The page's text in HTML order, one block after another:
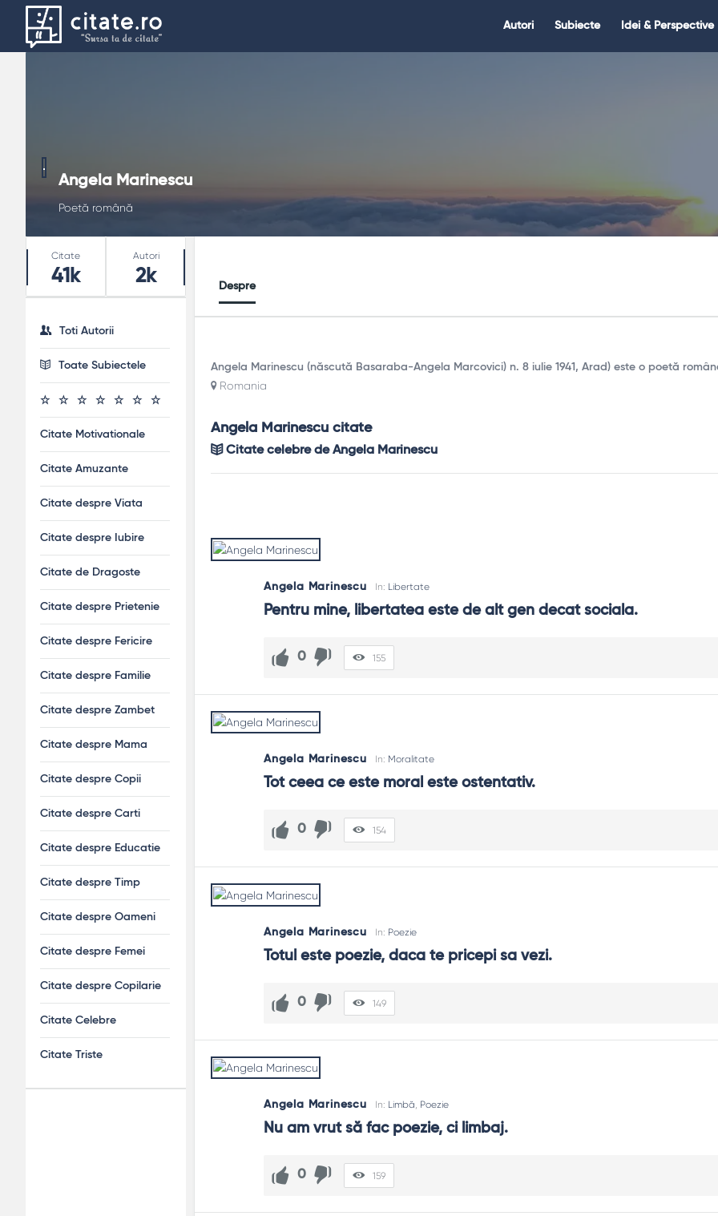
Citate.ro
Autori Subiecte Idei & Perspective
Angela Marinescu
Poetă română
Despre
Angela Marinescu (născută Basaraba-Angela Marcovici) n. 8 iulie 1941, Arad) este o poetă
Romania
Angela Marinescu citate
Citate celebre de Angela Marinescu
Angela Marinescu In: Libertate
Pentru mine, libertatea este de alt gen decat sociala.
0 155
Angela Marinescu In: Moralitate
Tot ceea ce este moral este ostentativ.
0 154
Angela Marinescu In: Poezie
Totul este poezie, daca te pricepi sa vezi.
0 149
Angela Marinescu In: Limbă, Poezie
Nu am vrut să fac poezie, ci limbaj.
0 159
Stats
Citate
41k
Autori
2k
Toti Autorii
Toate Subiectele
Citate Motivationale
Citate Amuzante
Citate despre Viata
Citate despre Iubire
Citate de Dragoste
Citate despre Prietenie
Citate despre Fericire
Citate despre Familie
Citate despre Zambet
Citate despre Mama
Citate despre Copii
Citate despre Carti
Citate despre Educatie
Citate despre Timp
Citate despre Oameni
Citate despre Femei
Citate despre Copilarie
Citate Celebre
Citate Triste